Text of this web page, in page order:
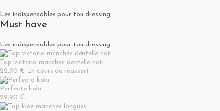
Les indispensables pour ton dressing
Must have
Les indispensables pour ton dressing
Top victoria manches dentelle noir
22,90 € En cours de réassort
Perfecto kaki
29,90 €